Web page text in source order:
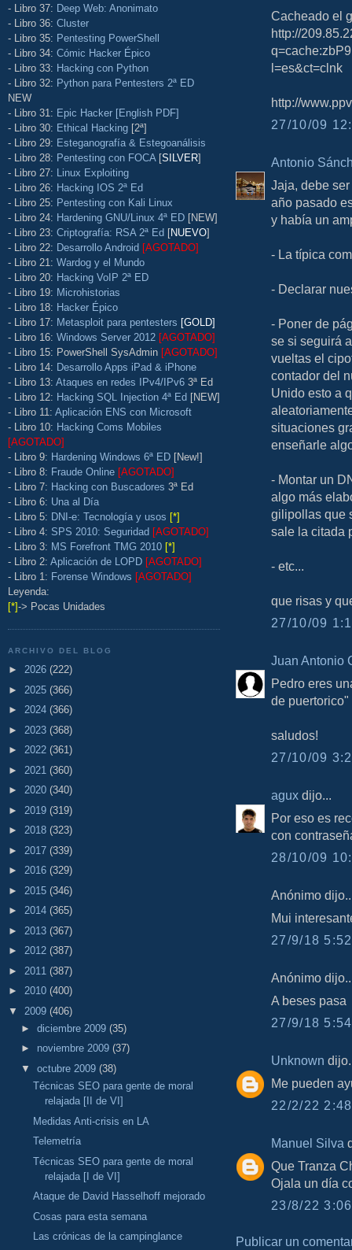
- Libro 37: Deep Web: Anonimato
- Libro 36: Cluster
- Libro 35: Pentesting PowerShell
- Libro 34: Cómic Hacker Épico
- Libro 33: Hacking con Python
- Libro 32: Python para Pentesters 2ª ED
NEW
- Libro 31: Epic Hacker [English PDF]
- Libro 30: Ethical Hacking [2ª]
- Libro 29: Esteganografía & Estegoanálisis
- Libro 28: Pentesting con FOCA [SILVER]
- Libro 27: Linux Exploiting
- Libro 26: Hacking IOS 2ª Ed
- Libro 25: Pentesting con Kali Linux
- Libro 24: Hardening GNU/Linux 4ª ED [NEW]
- Libro 23: Criptografía: RSA 2ª Ed [NUEVO]
- Libro 22: Desarrollo Android [AGOTADO]
- Libro 21: Wardog y el Mundo
- Libro 20: Hacking VoIP 2ª ED
- Libro 19: Microhistorias
- Libro 18: Hacker Épico
- Libro 17: Metasploit para pentesters [GOLD]
- Libro 16: Windows Server 2012 [AGOTADO]
- Libro 15: PowerShell SysAdmin [AGOTADO]
- Libro 14: Desarrollo Apps iPad & iPhone
- Libro 13: Ataques en redes IPv4/IPv6 3ª Ed
- Libro 12: Hacking SQL Injection 4ª Ed [NEW]
- Libro 11: Aplicación ENS con Microsoft
- Libro 10: Hacking Coms Mobiles
[AGOTADO]
- Libro 9: Hardening Windows 6ª ED [New!]
- Libro 8: Fraude Online [AGOTADO]
- Libro 7: Hacking con Buscadores 3ª Ed
- Libro 6: Una al Día
- Libro 5: DNI-e: Tecnología y usos [*]
- Libro 4: SPS 2010: Seguridad [AGOTADO]
- Libro 3: MS Forefront TMG 2010 [*]
- Libro 2: Aplicación de LOPD [AGOTADO]
- Libro 1: Forense Windows [AGOTADO]
Leyenda:
[*]-> Pocas Unidades
ARCHIVO DEL BLOG
► 2026 (222)
► 2025 (366)
► 2024 (366)
► 2023 (368)
► 2022 (361)
► 2021 (360)
► 2020 (340)
► 2019 (319)
► 2018 (323)
► 2017 (339)
► 2016 (329)
► 2015 (346)
► 2014 (365)
► 2013 (367)
► 2012 (387)
► 2011 (387)
► 2010 (400)
▼ 2009 (406)
► diciembre 2009 (35)
► noviembre 2009 (37)
▼ octubre 2009 (38)
Técnicas SEO para gente de moral
relajada [II de VI]
Medidas Anti-crisis en LA
Telemetría
Técnicas SEO para gente de moral
relajada [I de VI]
Ataque de David Hasselhoff mejorado
Cosas para esta semana
Las crónicas de la campinglance
Cacheado el
http://
l=es&ct=clnk
http://
27/10/09
Antonio
Jaja, debe
año pasado
y había un
- La típica
- Declarar
- Poner de
se si seguirá
vueltas el
contador del
Unido esto a
situaciones
enseñarle
- Montar un
algo más
gilipollas que
sale la citada
- etc...
que risas y
27/10/09
Juan Antonio
Pedro eres
de
saludos!
27/10/09
agux dijo...
Por eso es
con
28/10/09
Anónimo
Mui
27/9/18
Anónimo
A beses pasa
27/9/18
Unknown
Me pueden
22/2/22
Manuel Silva
Que Tranza
Ojala un día
23/8/22
Publicar un